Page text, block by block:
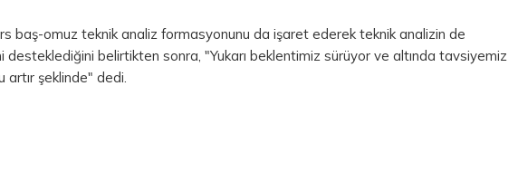
baş-omuz teknik analiz formasyonunu da işaret ederek teknik analizin de
desteklediğini belirtikten sonra, "Yukarı beklentimiz sürüyor ve altında tavsiyemiz
artır şeklinde" dedi.